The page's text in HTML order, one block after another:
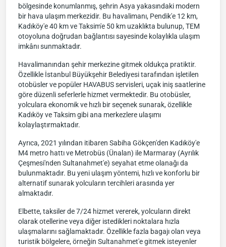
bölgesinde konumlanmış, şehrin Asya yakasındaki modern
bir hava ulaşım merkezidir. Bu havalimanı, Pendik'e 12 km,
Kadıköy'e 40 km ve Taksim'e 50 km uzaklıkta bulunup, TEM
otoyoluna doğrudan bağlantısı sayesinde kolaylıkla ulaşım
imkânı sunmaktadır.
Havalimanından şehir merkezine gitmek oldukça pratiktir.
Özellikle İstanbul Büyükşehir Belediyesi tarafından işletilen
otobüsler ve popüler HAVABUS servisleri, uçak iniş saatlerine
göre düzenli seferlerle hizmet vermektedir. Bu otobüsler,
yolculara ekonomik ve hızlı bir seçenek sunarak, özellikle
Kadıköy ve Taksim gibi ana merkezlere ulaşımı
kolaylaştırmaktadır.
Ayrıca, 2021 yılından itibaren Sabiha Gökçen'den Kadıköy'e
M4 metro hattı ve Metrobüs (Ünalan) ile Marmaray (Ayrılık
Çeşmesi'nden Sultanahmet'e) seyahat etme olanağı da
bulunmaktadır. Bu yeni ulaşım yöntemi, hızlı ve konforlu bir
alternatif sunarak yolcuların tercihleri arasında yer
almaktadır.
Elbette, taksiler de 7/24 hizmet vererek, yolcuların direkt
olarak otellerine veya diğer istedikleri noktalara hızla
ulaşmalarını sağlamaktadır. Özellikle fazla bagajı olan veya
turistik bölgelere, örneğin Sultanahmet'e gitmek isteyenler